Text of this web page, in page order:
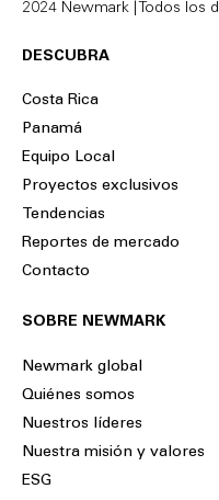
2024 Newmark | Todos los
DESCUBRA
Costa Rica
Panamá
Equipo Local
Proyectos exclusivos
Tendencias
Reportes de mercado
Contacto
SOBRE NEWMARK
Newmark global
Quiénes somos
Nuestros líderes
Nuestra misión y valores
ESG